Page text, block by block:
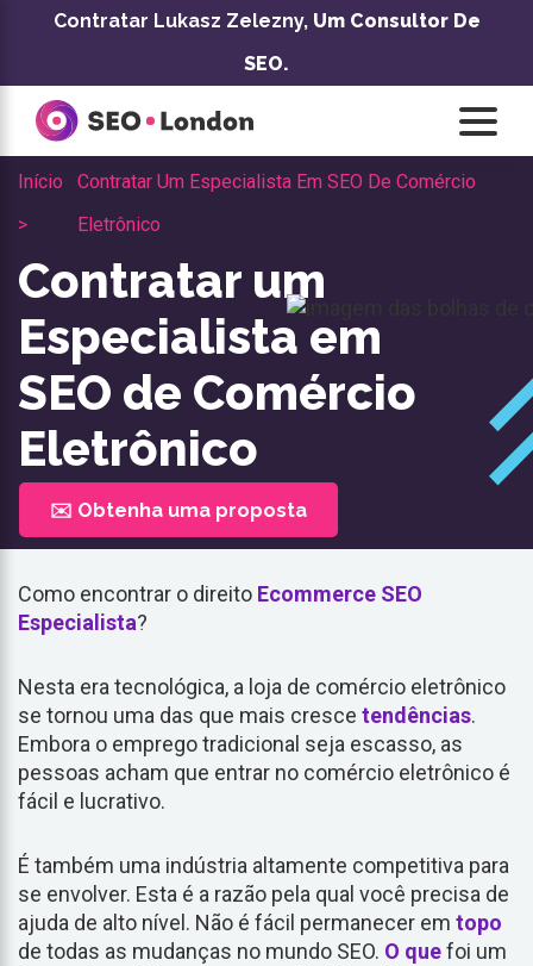
conteúdo
Contratar Lukasz Zelezny, Um Consultor De
SEO.
Início
>
Contratar Um Especialista Em SEO De Comércio
Eletrônico
Contratar um
Especialista em
SEO de Comércio
Eletrônico
✉️ Obtenha uma proposta
Como encontrar o direito Ecommerce SEO
Especialista?
Nesta era tecnológica, a loja de comércio eletrônico
se tornou uma das que mais cresce tendências.
Embora o emprego tradicional seja escasso, as
pessoas acham que entrar no comércio eletrônico é
fácil e lucrativo.
É também uma indústria altamente competitiva para
se envolver. Esta é a razão pela qual você precisa de
ajuda de alto nível. Não é fácil permanecer em topo
de todas as mudanças no mundo SEO. O quefoi um